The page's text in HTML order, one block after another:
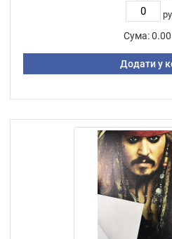
Сума: 0.00
Додати у